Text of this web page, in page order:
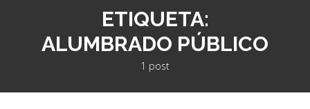
ETIQUETA:
ALUMBRADO PÚBLICO
1 post